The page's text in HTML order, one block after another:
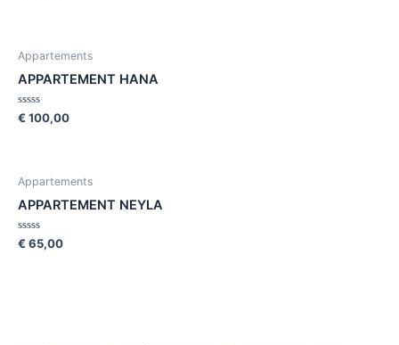
Appartements
APPARTEMENT HANA
Rated
0
€ 100,00
Appartements
APPARTEMENT NEYLA
Rated
0
€ 65,00